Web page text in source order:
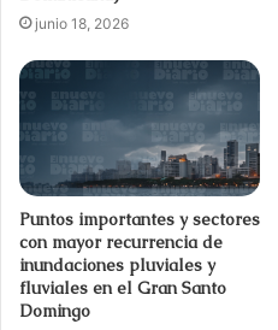
junio 18, 2026
Puntos importantes y sectores
con mayor recurrencia de
inundaciones pluviales y
fluviales en el Gran Santo
Domingo